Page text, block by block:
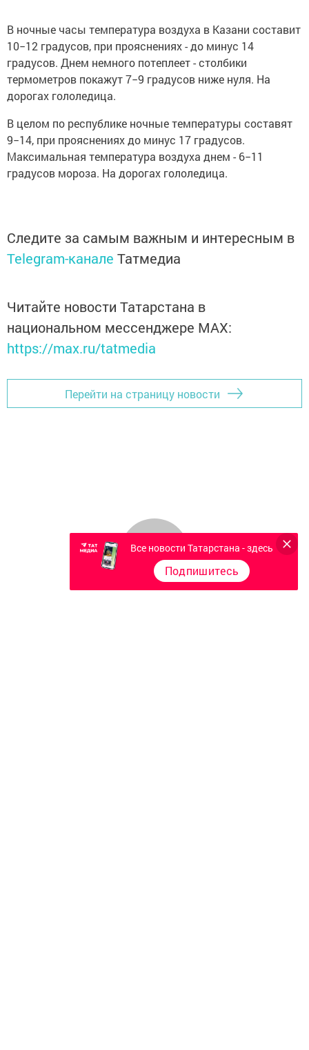
В ночные часы температура воздуха в Казани составит
10−12 градусов, при прояснениях - до минус 14
градусов. Днем немного потеплеет - столбики
термометров покажут 7−9 градусов ниже нуля. На
дорогах гололедица.
В целом по республике ночные температуры составят
9−14, при прояснениях до минус 17 градусов.
Максимальная температура воздуха днем - 6−11
градусов мороза. На дорогах гололедица.
Следите за самым важным и интересным в
Telegram-канале Татмедиа
Читайте новости Татарстана в
национальном мессенджере MАХ:
https://max.ru/tatmedia
Перейти на страницу новости
Все новости Татарстана - здесь
Подпишитесь